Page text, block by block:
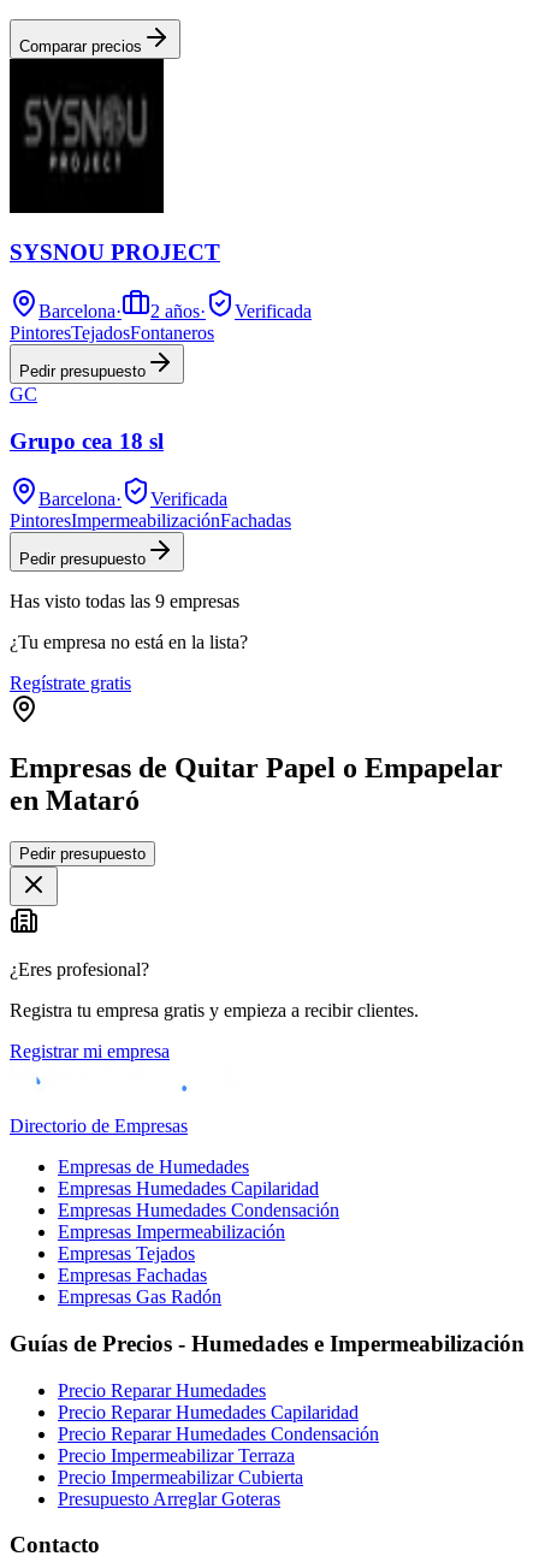
Comparar precios
SYSNOU PROJECT
Barcelona· 2 años·
Verificada
PintoresTejadosFontaneros
Pedir presupuesto
GC
Grupo cea 18 sl
Barcelona·
Verificada
PintoresImpermeabilizaciónFachadas
Pedir presupuesto
Has visto todas las 9 empresas
¿Tu empresa no está en la lista?
Regístrate gratis
Empresas de Quitar Papel o Empapelar
en Mataró
+
−
Pedir presupuesto
¿Eres profesional?
Registra tu empresa gratis y empieza a recibir clientes.
Registrar mi empresa
Directorio de Empresas
Empresas de Humedades
Empresas Humedades Capilaridad
Empresas Humedades Condensación
Empresas Impermeabilización
Empresas Tejados
Empresas Fachadas
Empresas Gas Radón
Guías de Precios - Humedades e Impermeabilización
Precio Reparar Humedades
Precio Reparar Humedades Capilaridad
Precio Reparar Humedades Condensación
Precio Impermeabilizar Terraza
Precio Impermeabilizar Cubierta
Presupuesto Arreglar Goteras
Contacto